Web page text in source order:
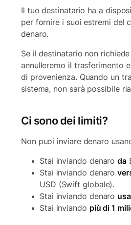
Il tuo destinatario ha a
per fornire i suoi estremi del
denaro.
Se il destinatario non
annulleremo il trasferimento
di provenienza. Quando un
sistema, non sarà possibile
Ci sono dei limiti?
Non puoi inviare denaro
Stai inviando denaroda
Stai inviando denaro
USD (Swift globale).
Stai inviando denaro
Stai inviando più di 1